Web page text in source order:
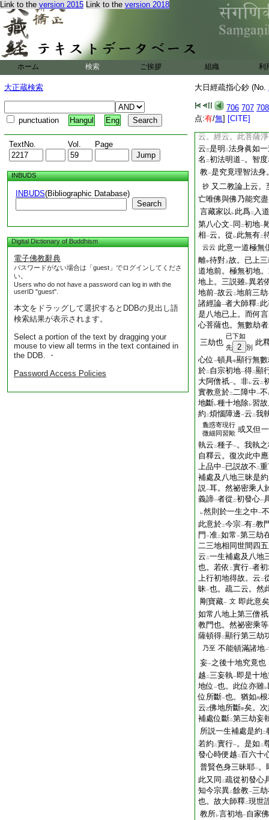
Link to the version 2015 Link to the version 2018
ホーム 検索 ご挨拶 組織 利
大正蔵検索
punctuation Hangul Eng
TextNo. Vol. Page
INBUDS
INBUDS(Bibliographic Database)
Search
Digital Dictionary of Buddhism
電子佛教辭典
パスワードがない場合は「guest」でログインしてくださ
い。
Users who do not have a password can log in with the
userID "guest".
本文をドラッグして選択するとDDBの見出し語
検索結果が表示されます。
Select a portion of the text by dragging your
mouse to view all terms in the text contained in
the DDB. ・
Password Access Policies
大日經疏指心鈔 (No.
706 707 708
点:有/無] [CITE]
又云。漸次證入者如
漫荼羅行 乃至
曼荼羅行 。離垢地
不同一
重。初地
初心。初發心時便
疏二云。此心望前二
心果復成種。故曰如
上諸文但以 極無置
云。經云。此菩薩
云三是明 二法身眞如
名 二初法明道一。智
教一是究竟理智法身
抄 又二教論上云。
亡唯佛與佛乃能究盡
言藏家以 レ此爲二 入
第八心文一 同 二初地一
相一云。從 レ此無有二
云云 此意一道極無
離中待對 上故。已上
道地前。極無初地
地上。三説雖レ異若
地前一故云 二地前三劫
諸經論一者大師釋二
是八地已上。而何言
心菩薩也。無數劫
三劫也
已下如
先
2 別
此
心位 一頓具中顯行無
於二 自宗初地一得二顯
大阿僧祇一。非レ云 二
實教意於二二障中一不
地斷レ種十地除レ習
約 二煩惱障邊一云 二我
麁惑寄現行
微細同習歟 或又但
執云 二種子一。我執
自釋云。復次此中應
上品中一已説故不 二
補處及八地三昧是約
説一耳。然祕密乘人
義諦一者從 二初發心一
レ然則於一生之中一不
此意於二今宗一有二教
門 一准二如常一第三劫
二三地相同世間四
云 二一生補處及八地
也。若依 二實行一者
上行初地得故。云 二
昧一也。疏二云。然
剛寶藏一 文 即此意
如常八地上第三僧祇
教門也。然祕密乘
薩頓得二顯行第三劫
乃至 不能頓滿諸地一
妄一之後十地究竟也
越 二三妄執一即是十
地位 一也。此位亦雖レ
位所斷一也。猶如丙
云乙佛地所斷甲矣。
補處位斷二第三劫妄
所説一生補處是約 二
若約 二實行一。是如 二
發心時便越 二百六十
普賢色身三昧耶一。
此又同 二疏從初發心
知今宗異二餘教一三
也。故大師釋二現世
教所レ言初地一自家